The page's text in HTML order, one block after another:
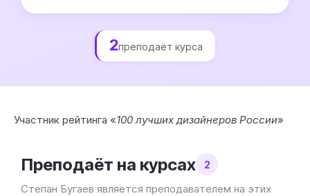
2преподаёт курса
Участник рейтинга «100 лучших дизайнеров России»
Преподаёт на курсах
2
Степан Бугаев является преподавателем на этих